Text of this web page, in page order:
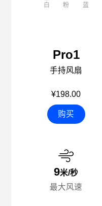
白 粉 蓝
Pro1
手持风扇
¥198.00
购买
9米/秒
最大风速